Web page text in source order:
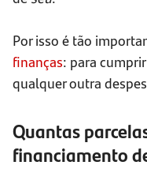
Por isso é tão
finanças: para
qualquer outra
Quantas
financiamento